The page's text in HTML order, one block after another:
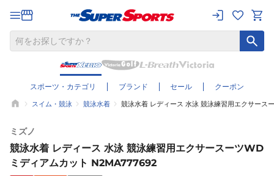
スポーツ・カテゴリ ブランド セール クーポン
スイム・競泳 競泳水着 競泳水着 レディース 水泳 競泳練習用エクサー
ミズノ
競泳水着 レディース 水泳 競泳練習用エクサースーツWD
ミディアムカット N2MA777692